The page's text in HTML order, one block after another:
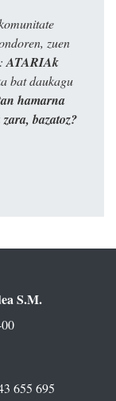
zuen
ATARIAk
bat daukagu
hamarna
bazatoz?
S.M.
655 695